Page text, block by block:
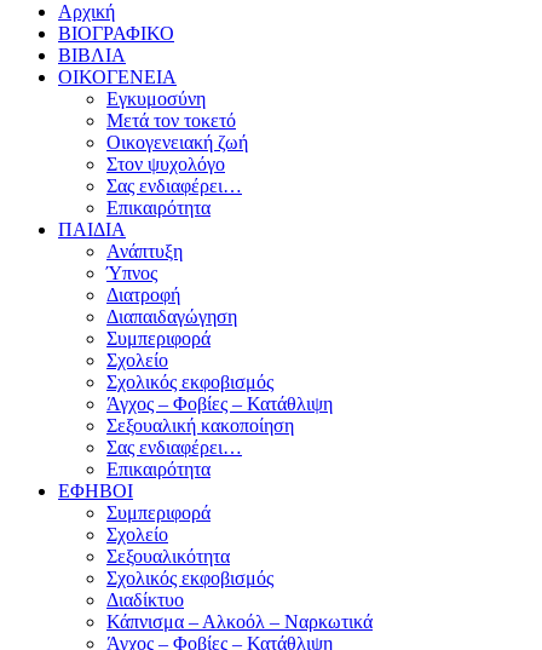
Αρχική
ΒΙΟΓΡΑΦΙΚΟ
ΒΙΒΛΙΑ
ΟΙΚΟΓΕΝΕΙΑ
Εγκυμοσύνη
Μετά τον τοκετό
Οικογενειακή ζωή
Στον ψυχολόγο
Σας ενδιαφέρει…
Επικαιρότητα
ΠΑΙΔΙΑ
Ανάπτυξη
Ύπνος
Διατροφή
Διαπαιδαγώγηση
Συμπεριφορά
Σχολείο
Σχολικός εκφοβισμός
Άγχος – Φοβίες – Κατάθλιψη
Σεξουαλική κακοποίηση
Σας ενδιαφέρει…
Επικαιρότητα
ΕΦΗΒΟΙ
Συμπεριφορά
Σχολείο
Σεξουαλικότητα
Σχολικός εκφοβισμός
Διαδίκτυο
Κάπνισμα – Αλκοόλ – Ναρκωτικά
Άγχος – Φοβίες – Κατάθλιψη